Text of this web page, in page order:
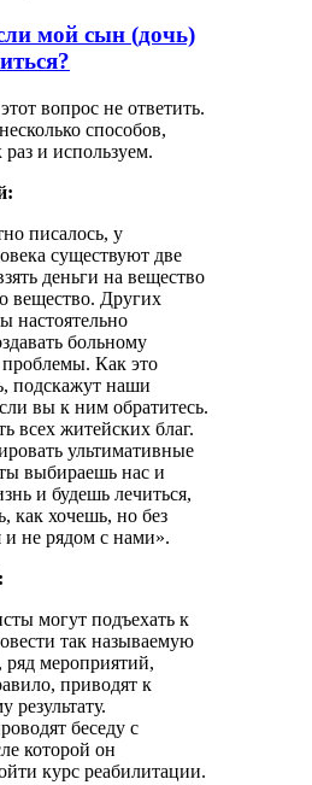
мой сын (дочь)
вопрос не ответить.
способов,
и используем.
писалось, у
существуют две
деньги на вещество
вещество. Других
настоятельно
больному
Как это
подскажут наши
вы к ним обратитесь.
всех житейских благ.
ультимативные
выбираешь нас и
и будешь лечиться,
как хочешь, но без
и не рядом с нами».
могут подъехать к
так называемую
мероприятий,
приводят к
результату.
беседу с
которой он
курс реабилитации.